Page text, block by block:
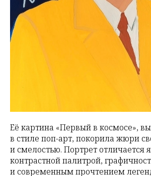
Её картина «Первый в космосе»,
в стиле поп-арт, покорила жюри
и смелостью. Портрет отличается
контрастной палитрой,
и современным прочтением